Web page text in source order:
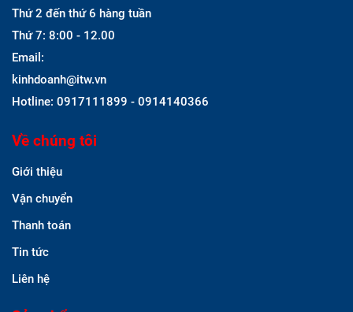
Thứ 2 đến thứ 6 hàng tuần
Thứ 7: 8:00 - 12.00
Email:
kinhdoanh@itw.vn
Hotline: 0917111899 - 0914140366
Về chúng tôi
Giới thiệu
Vận chuyển
Thanh toán
Tin tức
Liên hệ